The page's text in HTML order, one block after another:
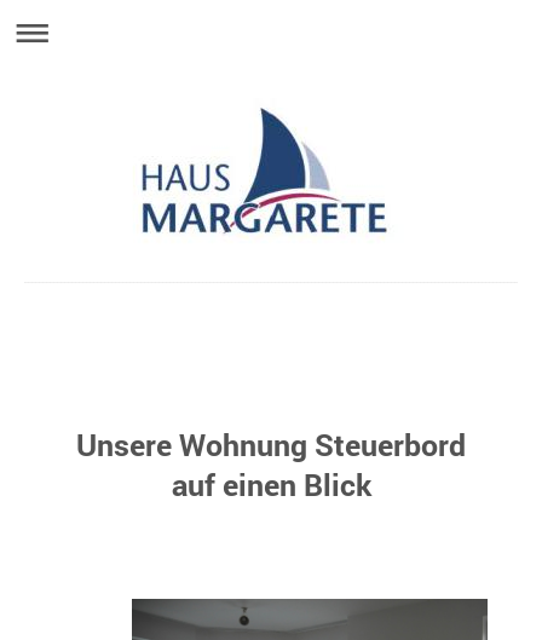
Unsere Wohnung Steuerbord
auf einen Blick